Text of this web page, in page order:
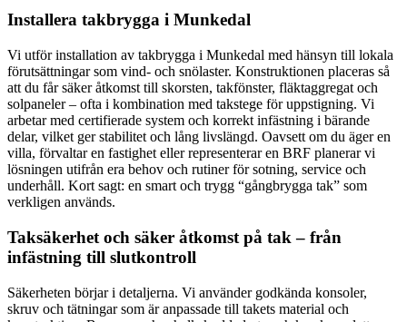
Installera takbrygga i Munkedal
Vi utför installation av takbrygga i Munkedal med hänsyn till lokala
förutsättningar som vind- och snölaster. Konstruktionen placeras så
att du får säker åtkomst till skorsten, takfönster, fläktaggregat och
solpaneler – ofta i kombination med takstege för uppstigning. Vi
arbetar med certifierade system och korrekt infästning i bärande
delar, vilket ger stabilitet och lång livslängd. Oavsett om du äger en
villa, förvaltar en fastighet eller representerar en BRF planerar vi
lösningen utifrån era behov och rutiner för sotning, service och
underhåll. Kort sagt: en smart och trygg “gångbrygga tak” som
verkligen används.
Taksäkerhet och säker åtkomst på tak – från
infästning till slutkontroll
Säkerheten börjar i detaljerna. Vi använder godkända konsoler,
skruv och tätningar som är anpassade till takets material och